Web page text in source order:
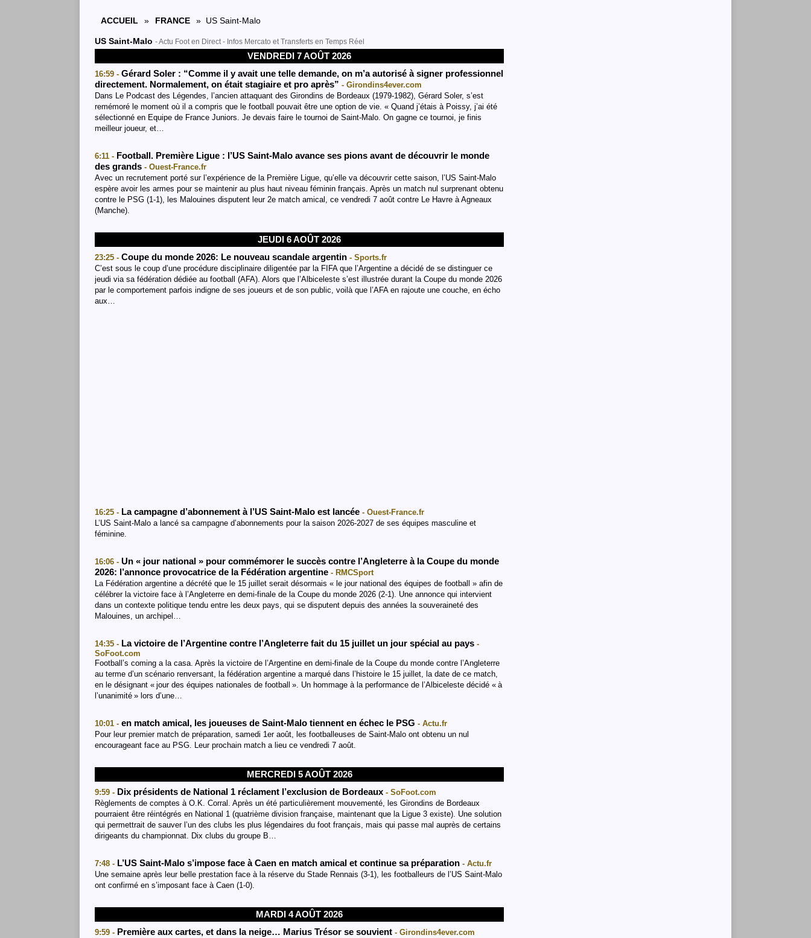
ACCUEIL » FRANCE » US Saint-Malo
US Saint-Malo - Actu Foot en Direct - Infos Mercato et Transferts en Temps Réel
VENDREDI 7 AOÛT 2026
16:59 - Gérard Soler : “Comme il y avait une telle demande, on m’a autorisé à signer professionnel
directement. Normalement, on était stagiaire et pro après” - Girondins4ever.com
Dans Le Podcast des Légendes, l’ancien attaquant des Girondins de Bordeaux (1979-1982), Gérard Soler, s’est
remémoré le moment où il a compris que le football pouvait être une option de vie. « Quand j’étais à Poissy, j’ai été
sélectionné en Equipe de France Juniors. Je devais faire le tournoi de Saint-Malo. On gagne ce tournoi, je finis
meilleur joueur, et…
6:11 - Football. Première Ligue : l’US Saint-Malo avance ses pions avant de découvrir le monde
des grands - Ouest-France.fr
Avec un recrutement porté sur l’expérience de la Première Ligue, qu’elle va découvrir cette saison, l’US Saint-Malo
espère avoir les armes pour se maintenir au plus haut niveau féminin français. Après un match nul surprenant obtenu
contre le PSG (1-1), les Malouines disputent leur 2e match amical, ce vendredi 7 août contre Le Havre à Agneaux
(Manche).
JEUDI 6 AOÛT 2026
23:25 - Coupe du monde 2026: Le nouveau scandale argentin - Sports.fr
C’est sous le coup d’une procédure disciplinaire diligentée par la FIFA que l’Argentine a décidé de se distinguer ce
jeudi via sa fédération dédiée au football (AFA). Alors que l’Albiceleste s’est illustrée durant la Coupe du monde 2026
par le comportement parfois indigne de ses joueurs et de son public, voilà que l’AFA en rajoute une couche, en écho
aux…
16:25 - La campagne d’abonnement à l’US Saint-Malo est lancée - Ouest-France.fr
L’US Saint-Malo a lancé sa campagne d’abonnements pour la saison 2026-2027 de ses équipes masculine et
féminine.
16:06 - Un « jour national » pour commémorer le succès contre l’Angleterre à la Coupe du monde
2026: l’annonce provocatrice de la Fédération argentine - RMCSport
La Fédération argentine a décrété que le 15 juillet serait désormais « le jour national des équipes de football » afin de
célébrer la victoire face à l’Angleterre en demi-finale de la Coupe du monde 2026 (2-1). Une annonce qui intervient
dans un contexte politique tendu entre les deux pays, qui se disputent depuis des années la souveraineté des
Malouines, un archipel…
14:35 - La victoire de l’Argentine contre l’Angleterre fait du 15 juillet un jour spécial au pays -
SoFoot.com
Football’s coming a la casa. Après la victoire de l’Argentine en demi-finale de la Coupe du monde contre l’Angleterre
au terme d’un scénario renversant, la fédération argentine a marqué dans l’histoire le 15 juillet, la date de ce match,
en le désignant « jour des équipes nationales de football ». Un hommage à la performance de l’Albiceleste décidé « à
l’unanimité » lors d’une…
10:01 - en match amical, les joueuses de Saint-Malo tiennent en échec le PSG - Actu.fr
Pour leur premier match de préparation, samedi 1er août, les footballeuses de Saint-Malo ont obtenu un nul
encourageant face au PSG. Leur prochain match a lieu ce vendredi 7 août.
MERCREDI 5 AOÛT 2026
9:59 - Dix présidents de National 1 réclament l’exclusion de Bordeaux - SoFoot.com
Règlements de comptes à O.K. Corral. Après un été particulièrement mouvementé, les Girondins de Bordeaux
pourraient être réintégrés en National 1 (quatrième division française, maintenant que la Ligue 3 existe). Une solution
qui permettrait de sauver l’un des clubs les plus légendaires du foot français, mais qui passe mal auprès de certains
dirigeants du championnat. Dix clubs du groupe B…
7:48 - L’US Saint-Malo s’impose face à Caen en match amical et continue sa préparation - Actu.fr
Une semaine après leur belle prestation face à la réserve du Stade Rennais (3-1), les footballeurs de l’US Saint-Malo
ont confirmé en s’imposant face à Caen (1-0).
MARDI 4 AOÛT 2026
9:59 - Première aux cartes, et dans la neige… Marius Trésor se souvient - Girondins4ever.com